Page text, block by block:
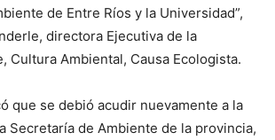
de Entre Ríos y la Universidad”,
directora Ejecutiva de la
Cultura Ambiental, Causa Ecologista.
que se debió acudir nuevamente a la
Secretaría de Ambiente de la provincia,